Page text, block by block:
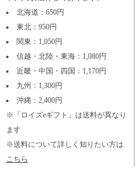
北海道：650円
東北：950円
関東：1,050円
信越・北陸・東海：1,080円
近畿・中国・四国：1,170円
九州：1,300円
沖縄：2,400円
※「ロイズeギフト」は送料が異なり
ます
※送料について詳しく知りたい方は
こちら